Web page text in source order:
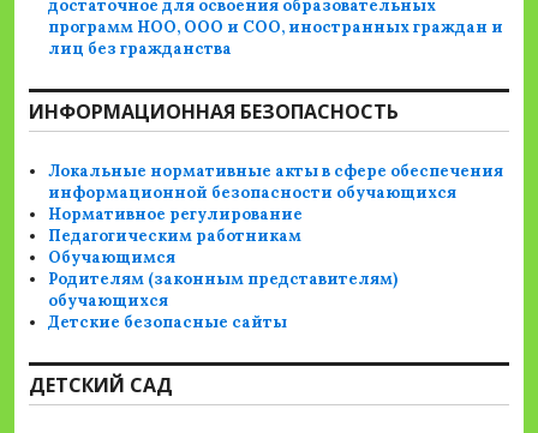
достаточное для освоения образовательных
программ НОО, ООО и СОО, иностранных граждан и
лиц без гражданства
ИНФОРМАЦИОННАЯ БЕЗОПАСНОСТЬ
Локальные нормативные акты в сфере обеспечения
информационной безопасности обучающихся
Нормативное регулирование
Педагогическим работникам
Обучающимся
Родителям (законным представителям)
обучающихся
Детские безопасные сайты
ДЕТСКИЙ САД